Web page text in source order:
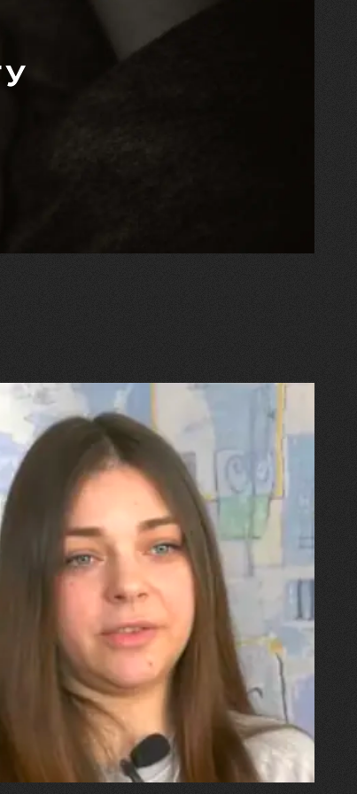
перенесла 11 операцій, та
від фантомного
Але маленька донька
за руку і змушує йти